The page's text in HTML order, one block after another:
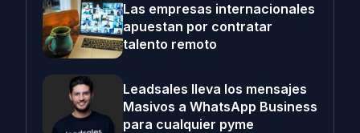
Las empresas internacionales
apuestan por contratar
talento remoto
Leadsales lleva los mensajes
Masivos a WhatsApp Business
para cualquier pyme